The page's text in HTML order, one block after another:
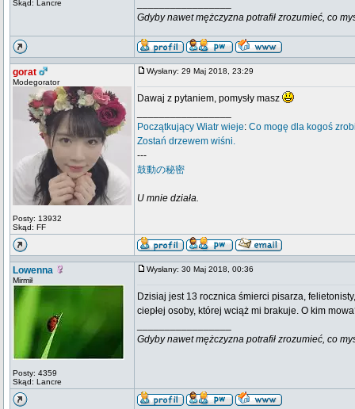
Skąd: Lancre
Gdyby nawet mężczyzna potrafił zrozumieć, co
gorat
Modegorator
Posty: 13932
Skąd: FF
Wysłany: 29 Maj 2018, 23:29
Dawaj z pytaniem, pomysły masz
Początkujący Wiatr wieje: Co mogę dla kogoś
Zostań drzewem wiśni.
---
鼓動の秘密
U mnie działa.
Lowenna
Mirmił
Posty: 4359
Skąd: Lancre
Wysłany: 30 Maj 2018, 00:36
Dzisiaj jest 13 rocznica śmierci pisarza,
ciepłej osoby, której wciąż mi brakuje. O kim
Gdyby nawet mężczyzna potrafił zrozumieć, co